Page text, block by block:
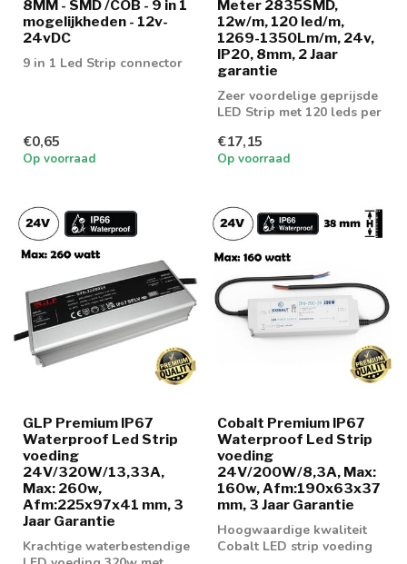
8MM - SMD /COB - 9 in 1
mogelijkheden - 12v-
24vDC
9 in 1 Led Strip connector
€0,65
Op voorraad
Meter 2835SMD,
12w/m, 120 led/m,
1269-1350Lm/m, 24v,
IP20, 8mm, 2 Jaar
garantie
Zeer voordelige geprijsde
LED Strip met 120 leds per
lic...
€17,15
Op voorraad
GLP Premium IP67
Waterproof Led Strip
voeding
24V/320W/13,33A,
Max: 260w,
Afm:225x97x41 mm, 3
Jaar Garantie
Krachtige waterbestendige
Cobalt Premium IP67
Waterproof Led Strip
voeding
24V/200W/8,3A, Max:
160w, Afm:190x63x37
mm, 3 Jaar Garantie
Hoogwaardige kwaliteit
Cobalt LED strip voeding